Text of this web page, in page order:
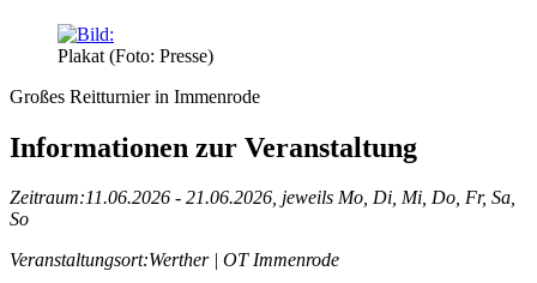
Plakat (Foto: Presse)
Großes Reitturnier in Immenrode
Informationen zur Veranstaltung
Zeitraum:11.06.2026 - 21.06.2026, jeweils Mo, Di, Mi, Do, Fr, Sa,
So
Veranstaltungsort:Werther | OT Immenrode